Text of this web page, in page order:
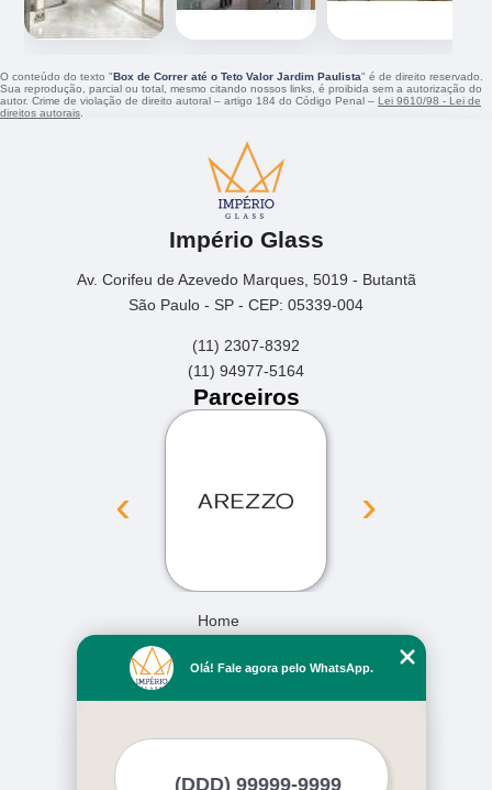
O conteúdo do texto "Box de Correr até o Teto Valor Jardim Paulista" é de direito reservado.
Sua reprodução, parcial ou total, mesmo citando nossos links, é proibida sem a autorização do
autor. Crime de violação de direito autoral – artigo 184 do Código Penal – Lei 9610/98 - Lei de
direitos autorais
Império Glass
Av. Corifeu de Azevedo Marques, 5019 - Butantã
São Paulo - SP - CEP: 05339-004
(11) 2307-8392
(11) 94977-5164
Parceiros
‹ ›
Home
Missão
Olá! Fale agora pelo WhatsApp.